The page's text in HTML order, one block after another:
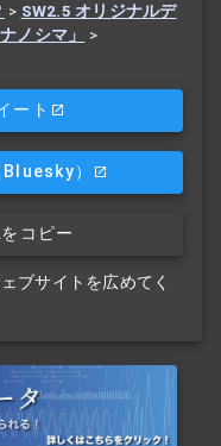
> SW2.5 オリジナルデ
ノシマ」
>
ート
Bluesky）
コピー
ブサイトを広めてく